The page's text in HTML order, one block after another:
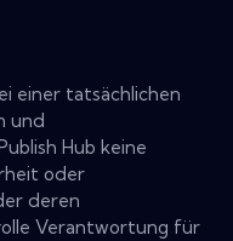
einer tatsächlichen
und
Hub keine
oder
deren
Verantwortung für